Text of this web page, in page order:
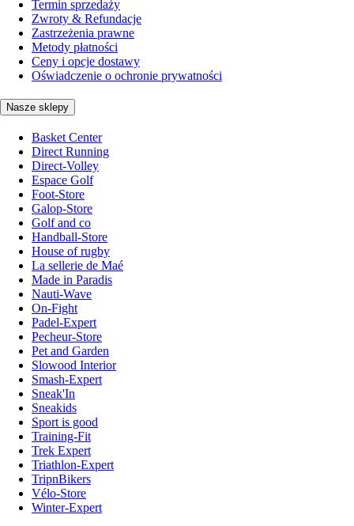
Termin sprzedaży
Zwroty & Refundacje
Zastrzeżenia prawne
Metody płatności
Ceny i opcje dostawy
Oświadczenie o ochronie prywatności
Nasze sklepy
Basket Center
Direct Running
Direct-Volley
Espace Golf
Foot-Store
Galop-Store
Golf and co
Handball-Store
House of rugby
La sellerie de Maé
Made in Paradis
Nauti-Wave
On-Fight
Padel-Expert
Pecheur-Store
Pet and Garden
Slowood Interior
Smash-Expert
Sneak'In
Sneakids
Sport is good
Training-Fit
Trek Expert
Triathlon-Expert
TripnBikers
Vélo-Store
Winter-Expert